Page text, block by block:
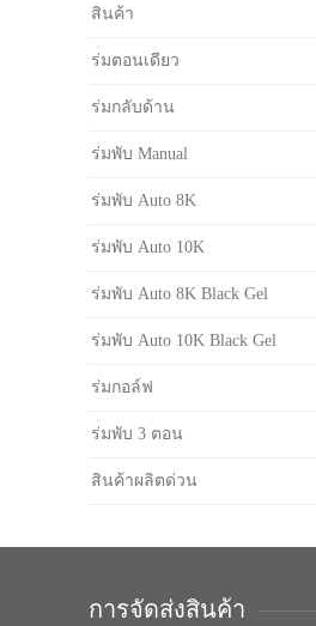
สินค้า
ร่มตอนเดียว
ร่มกลับด้าน
ร่มพับ Manual
ร่มพับ Auto 8K
ร่มพับ Auto 10K
ร่มพับ Auto 8K Black Gel
ร่มพับ Auto 10K Black Gel
ร่มกอล์ฟ
ร่มพับ 3 ตอน
สินค้าผลิตด่วน
การจัดส่งสินค้า